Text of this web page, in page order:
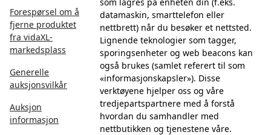
Forespørsel om å
fjerne produktet
fra vidaXL-
markedsplass
Generelle
auksjonsvilkår
Auksjon
informasjon
datamaskin, smarttelefon eller
nettbrett) når du besøker et nettsted.
Lignende teknologier som tagger,
sporingsenheter og web beacons kan
også brukes (samlet referert til som
«informasjonskapsler»). Disse
verktøyene hjelper oss og våre
tredjepartspartnere med å forstå
hvordan du samhandler med
nettbutikken og tjenestene våre.